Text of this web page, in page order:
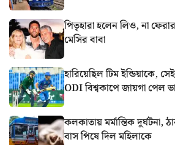
পিতৃহারা হলেন লিও, না
মেসির বাবা
হারিয়েছিল টিম ইন্ডিয়াকে,
ODI বিশ্বকাপে জায়গা পেল
কলকাতায় মর্মান্তিক
বাস পিষে দিল মহিলাকে